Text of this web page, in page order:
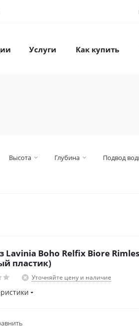
Услуги Как купить
Высота Глубина Подвод
Lavinia Boho Relfix Biore
пластик)
Уточняйте цену и наличие